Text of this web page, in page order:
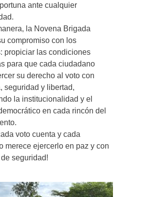
ante cualquier
la Novena Brigada
compromiso con los
propiciar las condiciones
para que cada ciudadano
su derecho al voto con
seguridad y libertad,
la institucionalidad y el
en cada rincón del
voto cuenta y cada
merece ejercerlo en paz y con
seguridad!